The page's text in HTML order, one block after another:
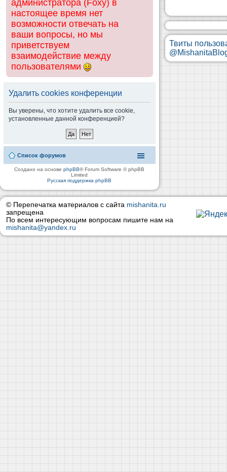
администратора (Foxy) в
настоящее время нет
возможности отвечать на
ваши вопросы, но мы
приветствуем
взаимодействие между
пользователями
Удалить cookies конференции
Вы уверены, что хотите удалить все cookie,
установленные данной конференцией?
Список форумов
Создано на основеphpBB® Forum Software © phpBB
Limited
Русская поддержка phpBB
Твиты
© Перепечатка материалов с сайта mishanita.ru
запрещена
По всем интересующим вопросам пишите нам на
mishanita@yandex.ru